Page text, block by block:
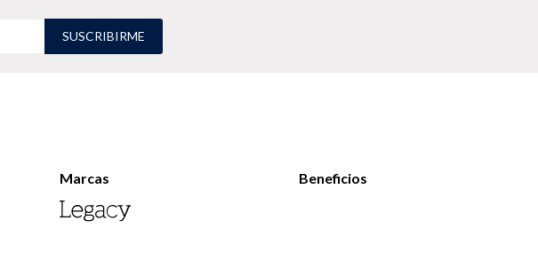
Marcas Beneficios
SUSCRIBIRME